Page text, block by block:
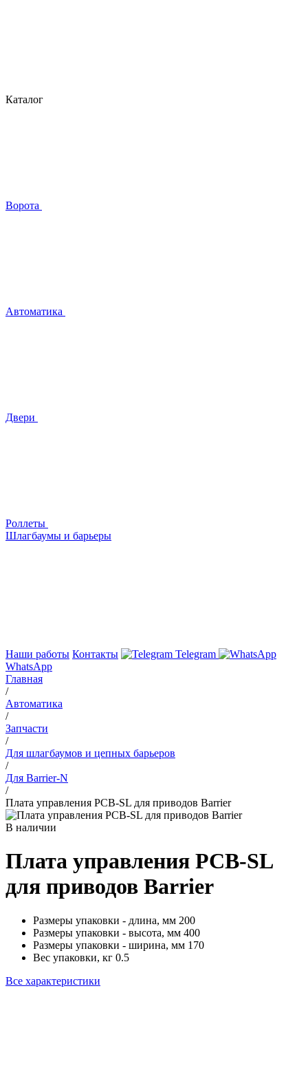
Каталог
Ворота
Автоматика
Двери
Роллеты
Шлагбаумы и барьеры
Наши работы Контакты
Telegram
WhatsApp
Главная
/
Автоматика
/
Запчасти
/
Для шлагбаумов и цепных барьеров
/
Для Barrier-N
/
Плата управления PCB-SL для приводов Barrier
В наличии
Плата управления PCB-SL
для приводов Barrier
Размеры упаковки - длина, мм 200
Размеры упаковки - высота, мм 400
Размеры упаковки - ширина, мм 170
Вес упаковки, кг 0.5
Все характеристики